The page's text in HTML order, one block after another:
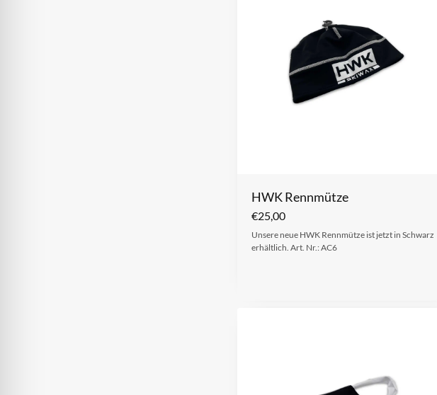
HWK Rennmütze
€25,00
Unsere neue HWK Rennmütze ist jetzt in Schwarz
erhältlich. Art. Nr.: AC6